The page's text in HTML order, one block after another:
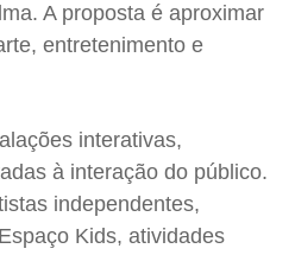
A proposta é aproximar
entretenimento e
interativas,
à interação do público.
independentes,
Kids, atividades